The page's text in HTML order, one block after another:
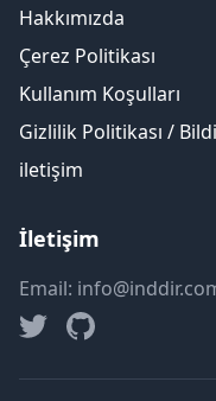
Hakkımızda
Çerez Politikası
Kullanım Koşulları
Gizlilik Politikası /
iletişim
İletişim
Email: